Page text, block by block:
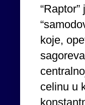
koje,
celinu u